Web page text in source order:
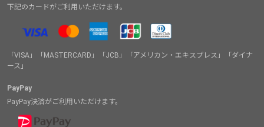
下記のカードがご利用いただけます。
「VISA」「MASTERCARD」「JCB」「アメリカン・エキスプレス」「ダイナ
ース」
PayPay
PayPay決済がご利用いただけます。